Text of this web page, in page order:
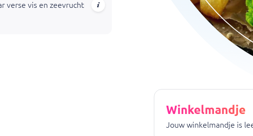
verse vis en zeevruchten dagelijks worden aangeleverd. Geniet
Winkelmandje
Jouw winkelmandje is